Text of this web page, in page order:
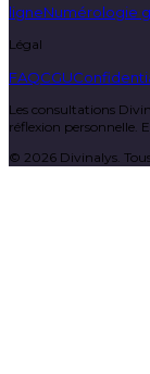
ligneNumérologie
Légal
FAQCGU
Les consultations
réflexion personnelle.
© 2026 Divinalys.